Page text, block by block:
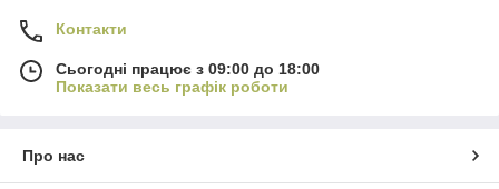
Контакти
Сьогодні працює з 09:00 до 18:00
Показати весь графік роботи
Про нас